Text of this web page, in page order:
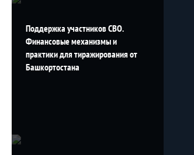
Поддержка участников СВО.
Финансовые механизмы и
практики для тиражирования от
Башкортостана